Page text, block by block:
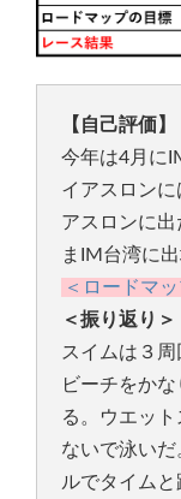
【自己評価】
今年は4月に
イアスロン
アスロンに
まIM台湾に出
＜ロードマッ
＜振り返り＞
スイムは３
ビーチをか
る。ウエッ
ないで泳い
ルでタイム